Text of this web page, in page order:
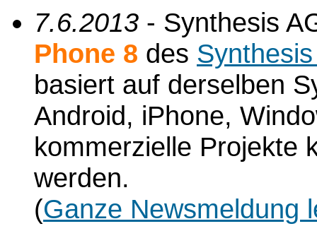
7.6.2013 - Synthesis
Phone 8 des
basiert auf derselben
Android, iPhone,
kommerzielle Projekte
werden.
(Ganze Newsmeldung